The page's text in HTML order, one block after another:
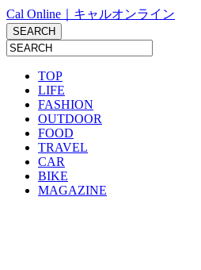
Cal Online｜キャルオンライン
TOP
LIFE
FASHION
OUTDOOR
FOOD
TRAVEL
CAR
BIKE
MAGAZINE